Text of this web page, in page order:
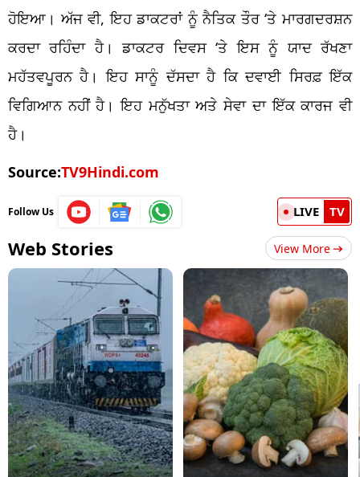
ਹੋਇਆ। ਅੱਜ ਵੀ, ਇਹ ਡਾਕਟਰਾਂ ਨੂੰ ਨੈਤਿਕ ਤੌਰ ‘ਤੇ ਮਾਰਗਦਰਸ਼ਨ
ਕਰਦਾ ਰਹਿੰਦਾ ਹੈ। ਡਾਕਟਰ ਦਿਵਸ ‘ਤੇ ਇਸ ਨੂੰ ਯਾਦ ਰੱਖਣਾ
ਮਹੱਤਵਪੂਰਨ ਹੈ। ਇਹ ਸਾਨੂੰ ਦੱਸਦਾ ਹੈ ਕਿ ਦਵਾਈ ਸਿਰਫ਼ ਇੱਕ
ਵਿਗਿਆਨ ਨਹੀਂ ਹੈ। ਇਹ ਮਨੁੱਖਤਾ ਅਤੇ ਸੇਵਾ ਦਾ ਇੱਕ ਕਾਰਜ ਵੀ
ਹੈ।
Source:TV9Hindi.com
Follow Us LIVE TV
Web Stories View More